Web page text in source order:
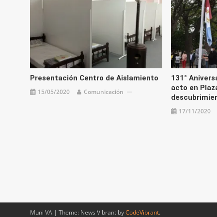
Presentación Centro de Aislamiento
15/05/2020 Comunicación
131°
acto en
17/11/2020
Muni VA | Theme: News Vibrant byCodeVibrant.